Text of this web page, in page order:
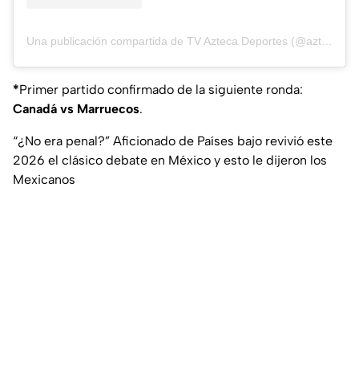
Una publicación compartida de TV Azteca Deportes (@aztecadeportes)
*Primer partido confirmado de la siguiente ronda:
Canadá vs Marruecos.
“¿No era penal?” Aficionado de Países bajo revivió este
2026 el clásico debate en México y esto le dijeron los
Mexicanos